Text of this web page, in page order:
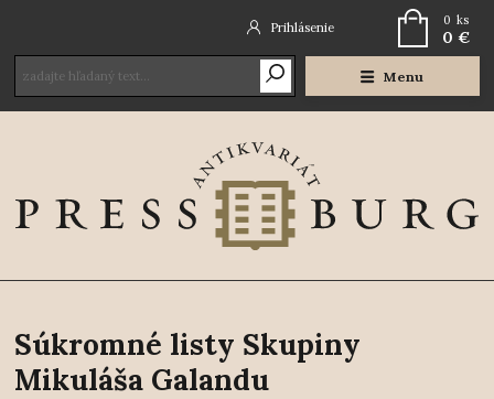
Menu
Prihlásenie 0 ks
0 €
Súkromné listy Skupiny
Mikuláša Galandu